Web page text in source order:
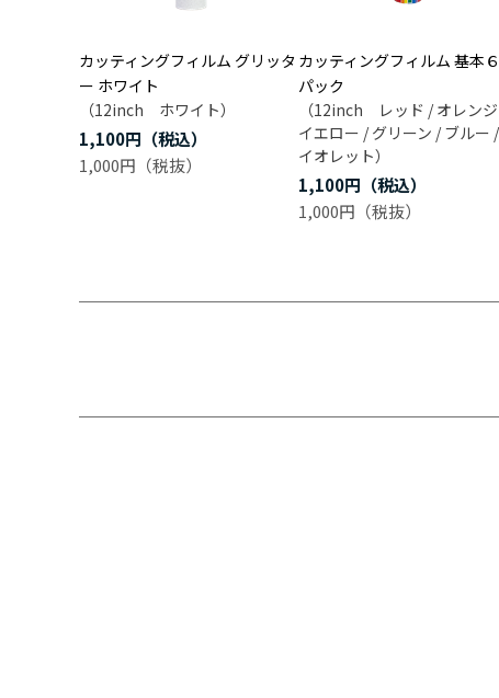
カッティングフィルム グリッタ
ー ホワイト
（12inch ホワイト）
1,100円
1,000円
カッティングフィルム 基本
パック
（12inch レッド / オレン
イエロー / グリーン / ブルー
イオレット）
1,100円
1,000円